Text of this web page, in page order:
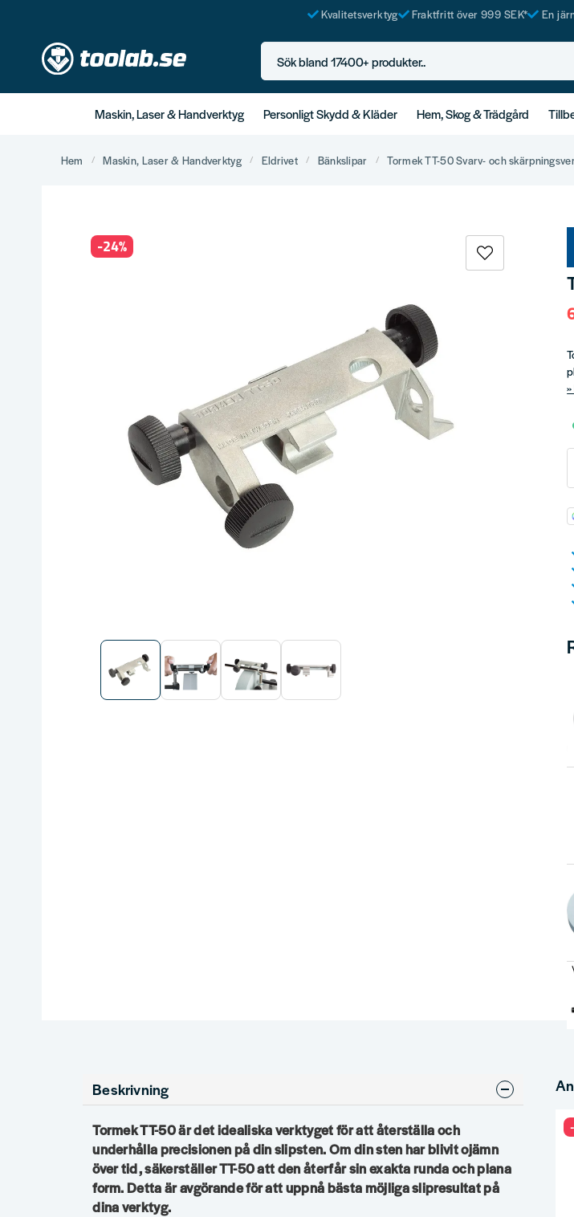
Kvalitetsverktyg Fraktfritt över 999 SEK* En
Sök bland 17400+ produkter..
Maskin, Laser & Handverktyg Personligt Skydd & Kläder Hem, Skog & Trädgård
Hem Maskin, Laser & Handverktyg Eldrivet Bänkslipar Tormek TT-50 Svarv- och
-24%
Beskrivning
Tormek TT-50 är det idealiska verktyget för att återställa och
underhålla precisionen på din slipsten. Om din sten har blivit ojämn
över tid, säkerställer TT-50 att den återfår sin exakta runda och plana
form. Detta är avgörande för att uppnå bästa möjliga slipresultat på
dina verktyg.